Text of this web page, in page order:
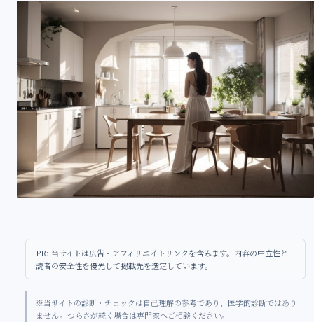
PR: 当サイトは広告・アフィリエイトリンクを含みます。内容の中立性と
読者の安全性を優先して掲載先を選定しています。
※当サイトの診断・チェックは自己理解の参考であり、医学的診断ではあり
ません。つらさが続く場合は専門家へご相談ください。